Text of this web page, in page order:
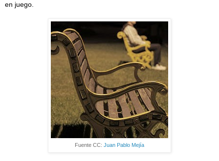
en juego.
Fuente CC: Juan Pablo Mejía